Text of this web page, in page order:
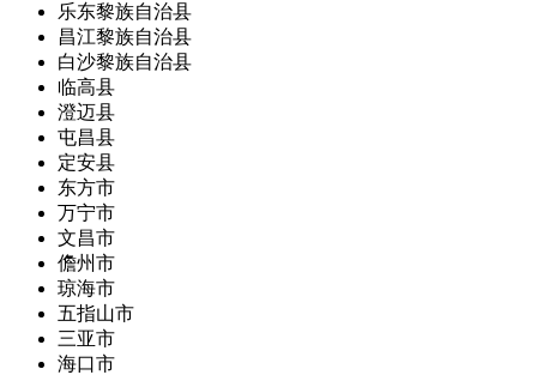
乐东黎族自治县
昌江黎族自治县
白沙黎族自治县
临高县
澄迈县
屯昌县
定安县
东方市
万宁市
文昌市
儋州市
琼海市
五指山市
三亚市
海口市